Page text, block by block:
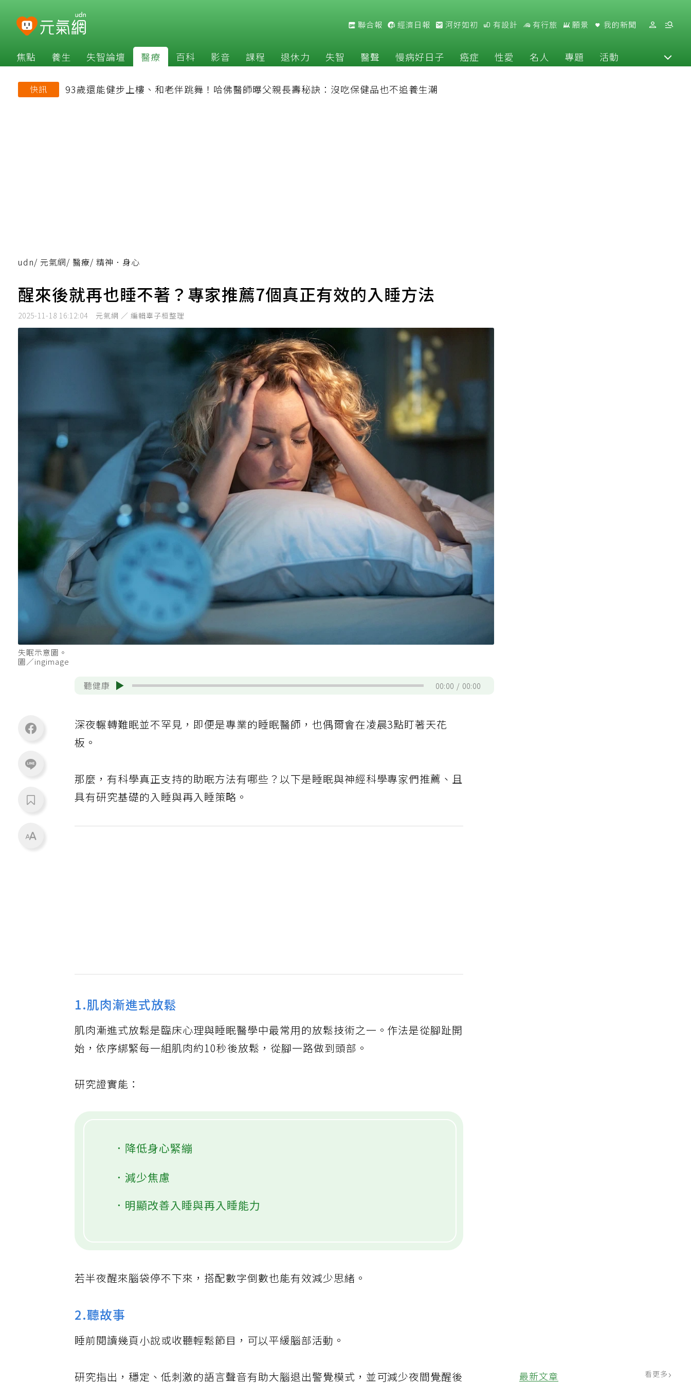
聯合報 經濟日報 河好如初 有設計 有行旅 願景 我的新聞
焦點 養生 失智論壇 醫療 百科 影音 課程 退休力 失智 醫聲 慢病好日子 癌症 性愛 名人 專題 活動
快訊 93歲還能健步上樓、和老伴跳舞！哈佛醫師曝父親長壽秘訣：沒吃保健品也不追養生潮
udn/ 元氣網/ 醫療/ 精神．身心
醒來後就再也睡不著？專家推薦7個真正有效的入睡方法
2025-11-18 16:12:04 元氣網 ／ 編輯辜子桓整理
失眠示意圖。
圖／ingimage
聽健康 00:00 00:00
深夜輾轉難眠並不罕見，即便是專業的睡眠醫師，也偶爾會在凌晨3點盯著天花
板。
那麼，有科學真正支持的助眠方法有哪些？以下是睡眠與神經科學專家們推薦、且
具有研究基礎的入睡與再入睡策略。
1.肌肉漸進式放鬆
肌肉漸進式放鬆是臨床心理與睡眠醫學中最常用的放鬆技術之一。作法是從腳趾開
始，依序綁緊每一組肌肉約10秒後放鬆，從腳一路做到頭部。
研究證實能：
．降低身心緊繃
．減少焦慮
．明顯改善入睡與再入睡能力
若半夜醒來腦袋停不下來，搭配數字倒數也能有效減少思緒。
2.聽故事
睡前閱讀幾頁小說或收聽輕鬆節目，可以平緩腦部活動。